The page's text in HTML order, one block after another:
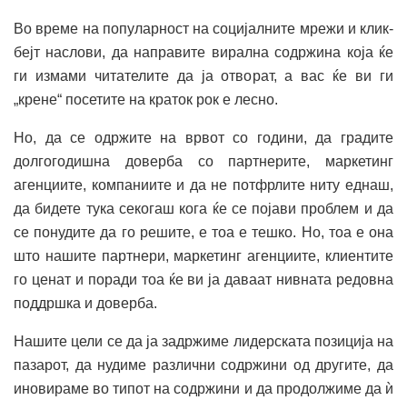
Во време на популарност на социјалните мрежи и клик-
бејт наслови, да направите вирална содржина која ќе
ги измами читателите да ја отворат, а вас ќе ви ги
„крене“ посетите на краток рок е лесно.
Но, да се одржите на врвот со години, да градите
долгогодишна доверба со партнерите, маркетинг
агенциите, компаниите и да не потфрлите ниту еднаш,
да бидете тука секогаш кога ќе се појави проблем и да
се понудите да го решите, е тоа е тешко. Но, тоа е она
што нашите партнери, маркетинг агенциите, клиентите
го ценат и поради тоа ќе ви ја даваат нивната редовна
поддршка и доверба.
Нашите цели се да ја задржиме лидерската позиција на
пазарот, да нудиме различни содржини од другите, да
иновираме во типот на содржини и да продолжиме да ѝ